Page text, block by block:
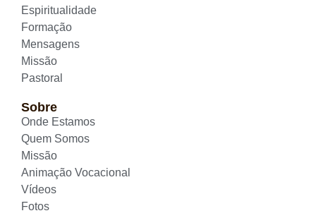
Espiritualidade
Formação
Mensagens
Missão
Pastoral
Sobre
Onde Estamos
Quem Somos
Missão
Animação Vocacional
Vídeos
Fotos